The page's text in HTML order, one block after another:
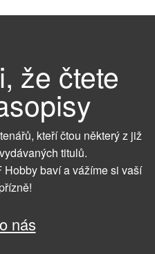
že čtete
kteří čtou některý z již
titulů.
baví a vážíme si vaší
nás